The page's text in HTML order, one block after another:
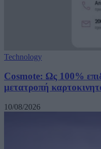
Technology
Cosmote: Ως 100%
μετατροπή
10/08/2026